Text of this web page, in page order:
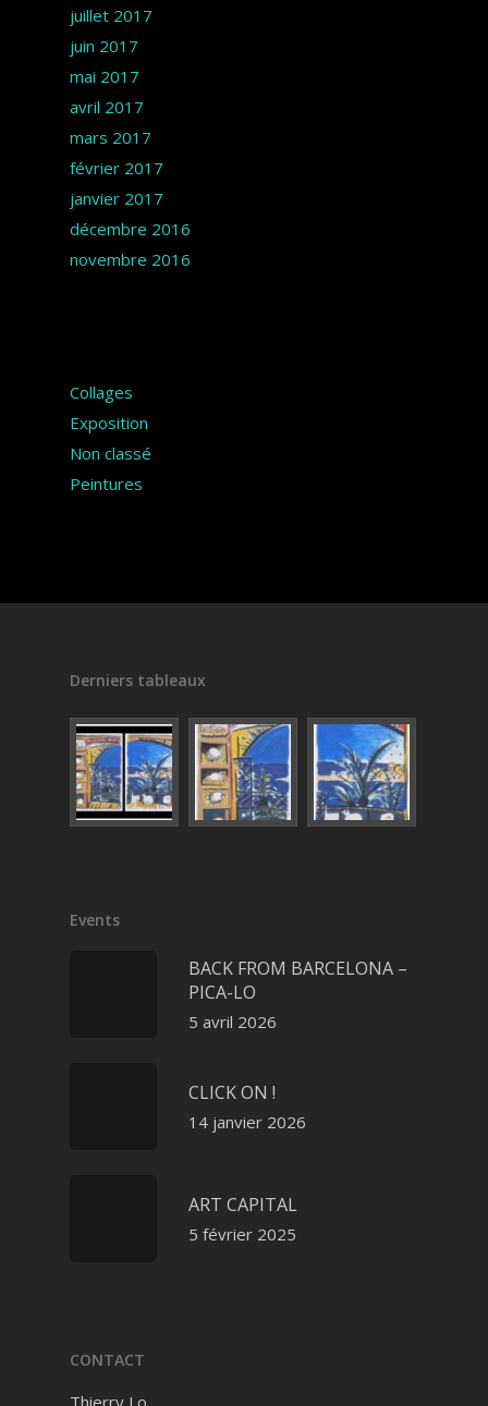
juillet 2017
juin 2017
mai 2017
avril 2017
mars 2017
février 2017
janvier 2017
décembre 2016
novembre 2016
Collages
Exposition
Non classé
Peintures
Derniers tableaux
Events
BACK FROM BARCELONA –
PICA-LO
5 avril 2026
CLICK ON !
14 janvier 2026
ART CAPITAL
5 février 2025
CONTACT
Thierry Lo